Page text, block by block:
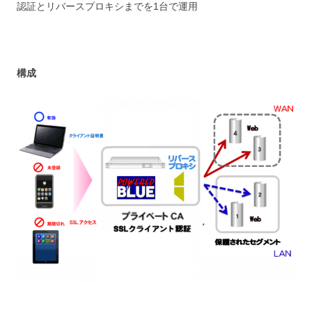
認証とリバースプロキシまでを1台で運用
構成